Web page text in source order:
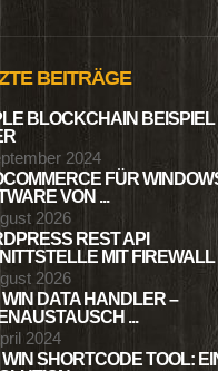
BEITRÄGE
BLOCKCHAIN BEISPIEL
2024
FÜR
VON ...
2026
REST API
MIT FIREWALL
2026
WIN DATA HANDLER –
...
2024
WIN SHORTCODE TOOL: